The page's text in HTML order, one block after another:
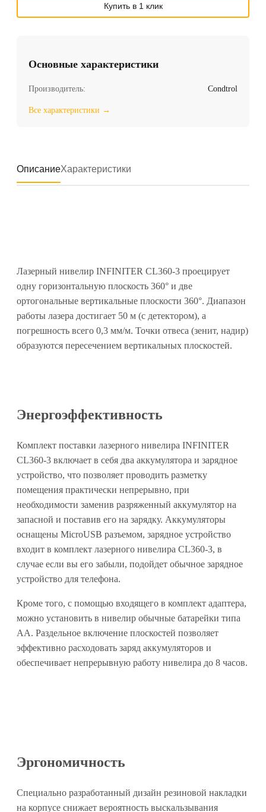
Купить в 1 клик
Основные характеристики
Производитель: Condtrol
Все характеристики →
ОписаниеХарактеристики
Лазерный нивелир INFINITER CL360-3 проецирует
одну горизонтальную плоскость 360° и две
ортогональные вертикальные плоскости 360°. Диапазон
работы лазера достигает 50 м (с детектором), а
погрешность всего 0,3 мм/м. Точки отвеса (зенит, надир)
образуются пересечением вертикальных плоскостей.
Энергоэффективность
Комплект поставки лазерного нивелира INFINITER
CL360-3 включает в себя два аккумулятора и зарядное
устройство, что позволяет проводить разметку
помещения практически непрерывно, при
необходимости заменив разряженный аккумулятор на
запасной и поставив его на зарядку. Аккумуляторы
оснащены MicroUSB разъемом, зарядное устройство
входит в комплект лазерного нивелира CL360-3, в
случае если вы его забыли, подойдет обычное зарядное
устройство для телефона.
Кроме того, с помощью входящего в комплект адаптера,
можно установить в нивелир обычные батарейки типа
АА. Раздельное включение плоскостей позволяет
эффективно расходовать заряд аккумуляторов и
обеспечивает непрерывную работу нивелира до 8 часов.
Эргономичность
Специально разработанный дизайн резиновой накладки
на корпусе снижает вероятность выскальзывания